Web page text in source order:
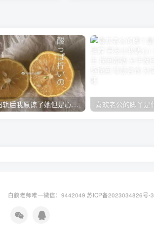
老婆出轨后我原谅了她但是心里放不下怎么办？
白鹤老师唯一微信：9442049 苏ICP备2023034826号-3